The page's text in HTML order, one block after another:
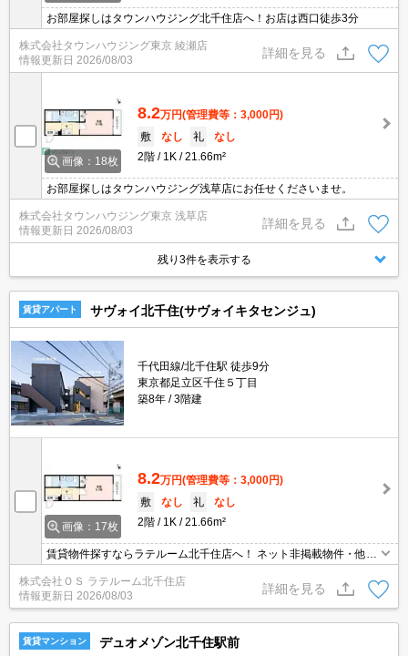
お部屋探しはタウンハウジング北千住店へ！お店は西口徒歩3分
株式会社タウンハウジング東京 綾瀬店
情報更新日 2026/08/03
詳細を見る
画像：18枚
8.2万円(管理費等：3,000円)
敷
なし 礼
なし
2階
1K 21.66m²
お部屋探しはタウンハウジング浅草店にお任せくださいませ。
株式会社タウンハウジング東京 浅草店
情報更新日 2026/08/03
詳細を見る
残り3件を表示する
賃貸アパート サヴォイ北千住(サヴォイキタセンジュ)
千代田線/北千住駅 徒歩9分
東京都足立区千住５丁目
築8年
3階建
画像：17枚
8.2万円(管理費等：3,000円)
敷
なし 礼
なし
2階
1K 21.66m²
賃貸物件探すならラテルーム北千住店へ！ ネット非掲載物件・他社
様の物件もまとめてご案内いたします！！
株式会社ＯＳ ラテルーム北千住店
情報更新日 2026/08/03
詳細を見る
賃貸マンション デュオメゾン北千住駅前